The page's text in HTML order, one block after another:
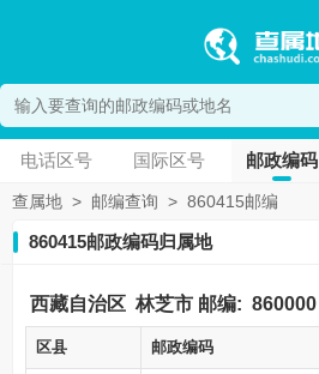
电话区号 国际区号 邮政编码
查属地 > 邮编查询 > 860415邮编
860415邮政编码归属地
西藏自治区 林芝市 邮编: 860000
区县 邮政编码